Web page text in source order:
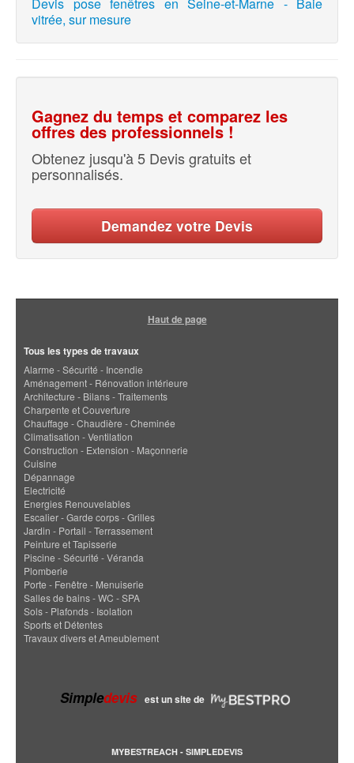
Devis pose fenêtres en Seine-et-Marne - Baie
vitrée, sur mesure
Gagnez du temps et comparez les
offres des professionnels !
Obtenez jusqu'à 5 Devis gratuits et
personnalisés.
Demandez votre Devis
Haut de page
Tous les types de travaux
Alarme - Sécurité - Incendie
Aménagement - Rénovation intérieure
Architecture - Bilans - Traitements
Charpente et Couverture
Chauffage - Chaudière - Cheminée
Climatisation - Ventilation
Construction - Extension - Maçonnerie
Cuisine
Dépannage
Electricité
Energies Renouvelables
Escalier - Garde corps - Grilles
Jardin - Portail - Terrassement
Peinture et Tapisserie
Piscine - Sécurité - Véranda
Plomberie
Porte - Fenêtre - Menuiserie
Salles de bains - WC - SPA
Sols - Plafonds - Isolation
Sports et Détentes
Travaux divers et Ameublement
Simpledevis est un site de
MYBESTREACH - SIMPLEDEVIS